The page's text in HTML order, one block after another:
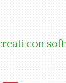
con